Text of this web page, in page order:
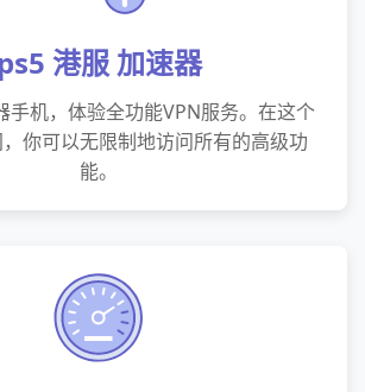
ps5 港服 加速器
手机，体验全功能VPN服务。在这个
你可以无限制地访问所有的高级功
能。